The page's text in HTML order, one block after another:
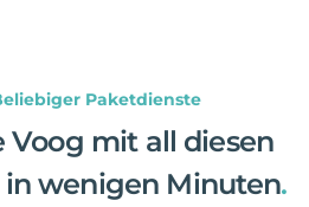
Paketdienste
Voog mit all diesen
wenigen Minuten.